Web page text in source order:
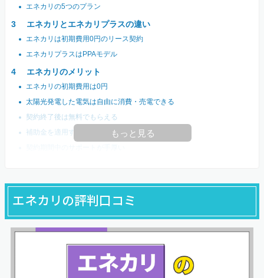
エネカリの5つのプラン
エネカリとエネカリプラスの違い
エネカリは初期費用0円のリース契約
エネカリプラスはPPAモデル
エネカリのメリット
エネカリの初期費用は0円
太陽光発電した電気は自由に消費・売電できる
契約終了後は無料でもらえる
補助金を適用すると安くなるもっと見る
エネカリの評判口コミ